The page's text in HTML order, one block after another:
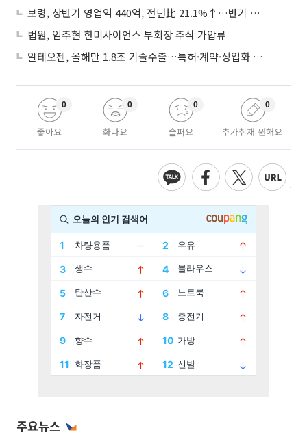
보령, 상반기 영업익 440억, 전년比 21.1%↑…반기 역대 최대
법원, 임주현 한미사이언스 부회장 주식 가압류
알테오젠, 올해만 1.8조 기술수출…특허·계약·상업화 ‘삼박자’
좋아요
0
화나요
0
슬퍼요
0
추가취재 원해요
0
주요뉴스